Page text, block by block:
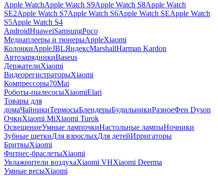
Apple WatchApple Watch S9Apple Watch S8Apple Watch
SE2Apple Watch S7Apple Watch S6Apple Watch SEApple Watch
S5Apple Watch S4
AndroidHuaweiSamsungPoco
Медиаплееры и тюнерыAppleXiaomi
КолонкиAppleJBLЯндексMarshallHarman Kardon
АвтозарядникиBaseus
ДержателиXiaomi
ВидеорегистраторыXiaomi
Компрессоры70Mai
Роботы-пылесосыXiaomiElari
Товары для
домаЧайникиТермосыБлендерыБудильникиРазноеФен Dyson
ОчкиXiaomi MiXiaomi Turok
ОсвещениеУмные лампочкиНастольные лампыНочники
Зубные щеткиДля взрослыхДля детейИрригаторы
БритвыXiaomi
Фитнес-браслетыXiaomi
Увлажнители воздухаXiaomi VHXiaomi Deerma
Умные весыXiaomi